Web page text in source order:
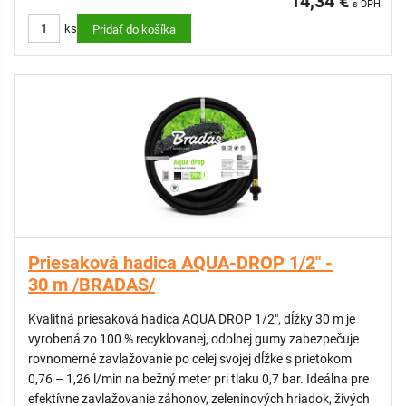
Vhodná na umiestnenie pod mulčovaciu kôru alebo do pôdy
(do hĺbky max. 20 cm)
Ideálna pre efektívne zavlažovanie záhonov, zeleninových
hriadok, živých plotov alebo skleníkov. Praktické riešenie pre
každého, kto hľadá spoľahlivý a ekologický spôsob
s DPH
ks Pridať do košíka
Priesaková hadica AQUA-DROP 1/2" -
30 m /BRADAS/
Kvalitná priesaková hadica AQUA DROP 1/2", dĺžky 30 m je
vyrobená zo 100 % recyklovanej, odolnej gumy zabezpečuje
rovnomerné zavlažovanie po celej svojej dĺžke s prietokom
0,76 – 1,26 l/min na bežný meter pri tlaku 0,7 bar. Ideálna pre
efektívne zavlažovanie záhonov, zeleninových hriadok, živých